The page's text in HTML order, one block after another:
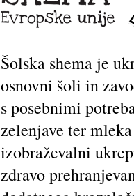
Šolska shema je
osnovni šoli in
s posebnimi
zelenjave ter
izobraževalni
zdravo